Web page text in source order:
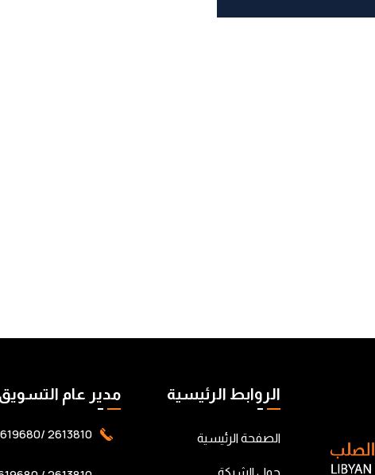
الروابط الرئيسية
الصفحة الرئيسية
حول الشركة
مدير عام التسويق
2613810 /2619680 51 218 +